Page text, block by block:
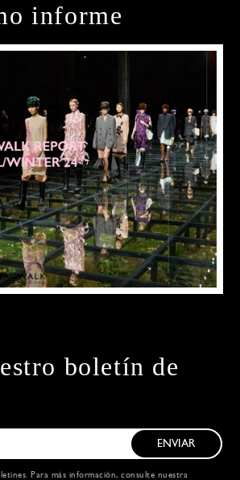
informe
boletín de
ENVIAR
Para más información, consulte nuestra